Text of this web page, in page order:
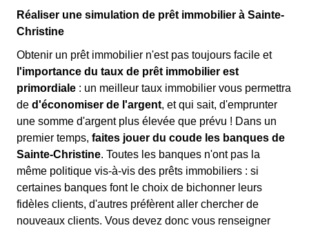
Réaliser une simulation de prêt immobilier à Sainte-
Christine
Obtenir un prêt immobilier n'est pas toujours facile et
l'importance du taux de prêt immobilier est
primordiale : un meilleur taux immobilier vous permettra
de d'économiser de l'argent, et qui sait, d'emprunter
une somme d'argent plus élevée que prévu ! Dans un
premier temps, faites jouer du coude les banques de
Sainte-Christine. Toutes les banques n'ont pas la
même politique vis-à-vis des prêts immobiliers : si
certaines banques font le choix de bichonner leurs
fidèles clients, d'autres préfèrent aller chercher de
nouveaux clients. Vous devez donc vous renseigner